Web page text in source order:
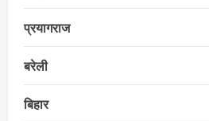
प्रयागराज
बरेली
बिहार